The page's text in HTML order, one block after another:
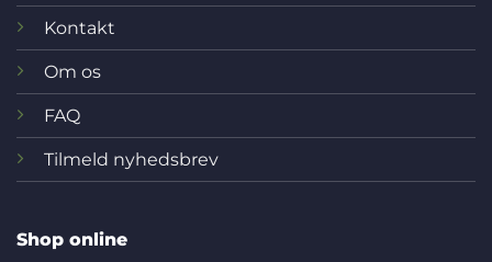
Kontakt
Om os
FAQ
Tilmeld nyhedsbrev
Shop online